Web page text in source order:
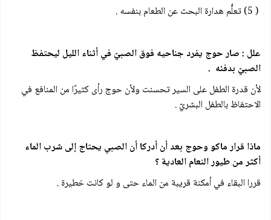
( 5) تعلُّم هدارة البحث عن الطعام بنفسه .
علل : صار حوج يفرد جناحيه فوق الصبيّ في أثناء الليل ليحتفظ
الصبيّ بدفئه .
لأن قدرة الطفل على السير تحسنت ولأن حوج رأى كثيرًا من المنافع في
الاحتفاظ بالطفل البشريّ .
ماذا قرار ماكو وحوج بعد أن أدركا أن الصبي يحتاج إلى شرب الماء
أكثر من طيور النعام العادية ؟
قررا البقاء في أمكنة قريبة من الماء حتى و لو كانت خطيرة .